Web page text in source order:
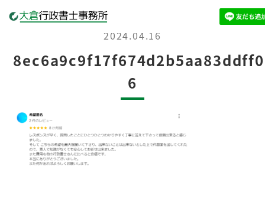
2024.04.16
6